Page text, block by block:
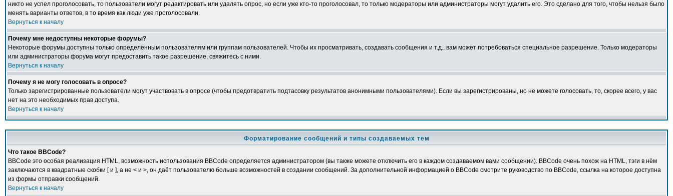
никто не успел проголосовать, то пользователи могут редактировать или удалять опрос, но если уже кто-то проголосовал, то только модераторы или администраторы могут удалить его. Это сделано для того, чтобы нельзя было
менять варианты ответов, в то время как люди уже проголосовали.
Вернуться к началу
Почему мне недоступны некоторые форумы?
Некоторые форумы доступны только определённым пользователям или группам пользователей. Чтобы их просматривать, создавать сообщения и т.д., вам может потребоваться специальное разрешение. Только модераторы
или администраторы форума могут предоставить такое разрешение, свяжитесь с ними.
Вернуться к началу
Почему я не могу голосовать в опросе?
Только зарегистрированные пользователи могут участвовать в опросе (чтобы предотвратить подтасовку результатов анонимными пользователями). Если вы зарегистрированы, но не можете голосовать, то, скорее всего, у вас
нет на это необходимых прав доступа.
Вернуться к началу
Форматирование сообщений и типы создаваемых тем
Что такое BBCode?
BBCode это особая реализация HTML, возможность использования BBCode определяется администратором (вы также можете отключить его в каждом создаваемом вами сообщении). BBCode очень похож на HTML, тэги в нём
заключаются в квадратные скобки [ и ], а не < и >, он даёт пользователю больше возможностей в создании сообщений. За дополнительной информацией о BBCode смотрите руководство по BBCode, ссылка на которое доступна
из формы отправки сообщений.
Вернуться к началу